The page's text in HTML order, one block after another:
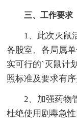
三、工作要求
1、此次灭鼠活
各股室、各局属
实可行的`灭鼠计
照标准及要求有序
2、加强药物管
杜绝使用剧毒急性